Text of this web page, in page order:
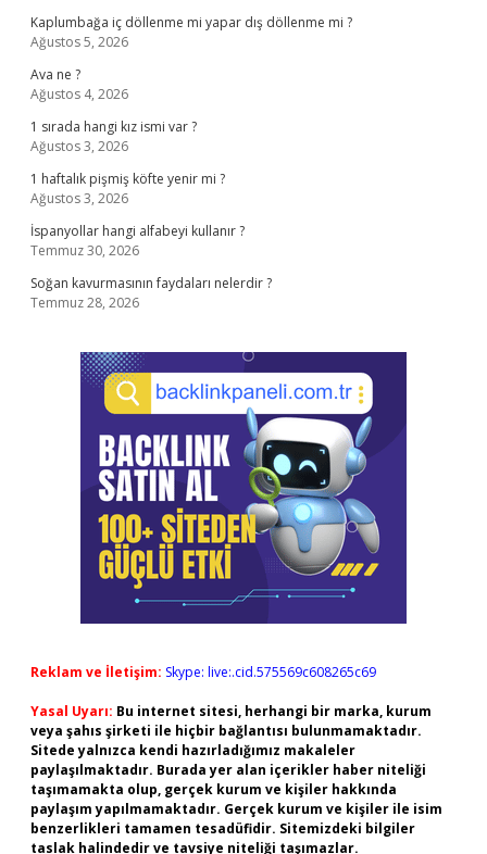
Kaplumbağa iç döllenme mi yapar dış döllenme mi ?
Ağustos 5, 2026
Ava ne ?
Ağustos 4, 2026
1 sırada hangi kız ismi var ?
Ağustos 3, 2026
1 haftalık pişmiş köfte yenir mi ?
Ağustos 3, 2026
İspanyollar hangi alfabeyi kullanır ?
Temmuz 30, 2026
Soğan kavurmasının faydaları nelerdir ?
Temmuz 28, 2026
Reklam ve İletişim: Skype: live:.cid.575569c608265c69
Yasal Uyarı: Bu internet sitesi, herhangi bir marka, kurum
veya şahıs şirketi ile hiçbir bağlantısı bulunmamaktadır.
Sitede yalnızca kendi hazırladığımız makaleler
paylaşılmaktadır. Burada yer alan içerikler haber niteliği
taşımamakta olup, gerçek kurum ve kişiler hakkında
paylaşım yapılmamaktadır. Gerçek kurum ve kişiler ile isim
benzerlikleri tamamen tesadüfidir. Sitemizdeki bilgiler
taslak halindedir ve tavsiye niteliği taşımazlar.